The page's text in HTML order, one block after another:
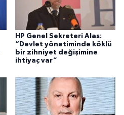
HP Genel Sekreteri Alas:
“Devlet yönetiminde köklü
bir zihniyet değişimine
ihtiyaç var”